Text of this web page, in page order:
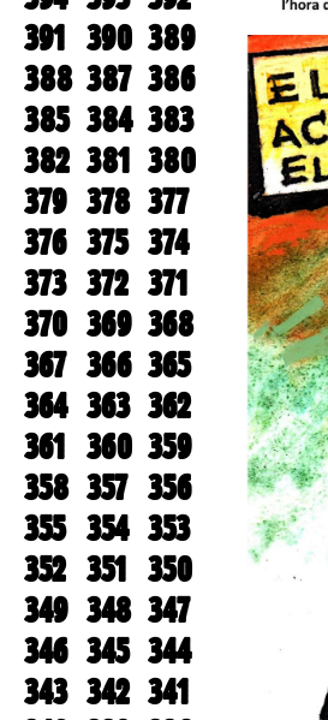
391 390 389
388 387 386
385 384 383
382 381 380
379 378 377
376 375 374
373 372 371
370 369 368
367 366 365
364 363 362
361 360 359
358 357 356
355 354 353
352 351 350
349 348 347
346 345 344
343 342 341